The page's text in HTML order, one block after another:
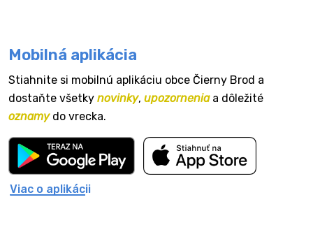
Mobilná aplikácia
Stiahnite si mobilnú aplikáciu obce Čierny Brod a
dostaňte všetky novinky, upozorneniaa dôležité
oznamydo vrecka.
Viac o aplikácii